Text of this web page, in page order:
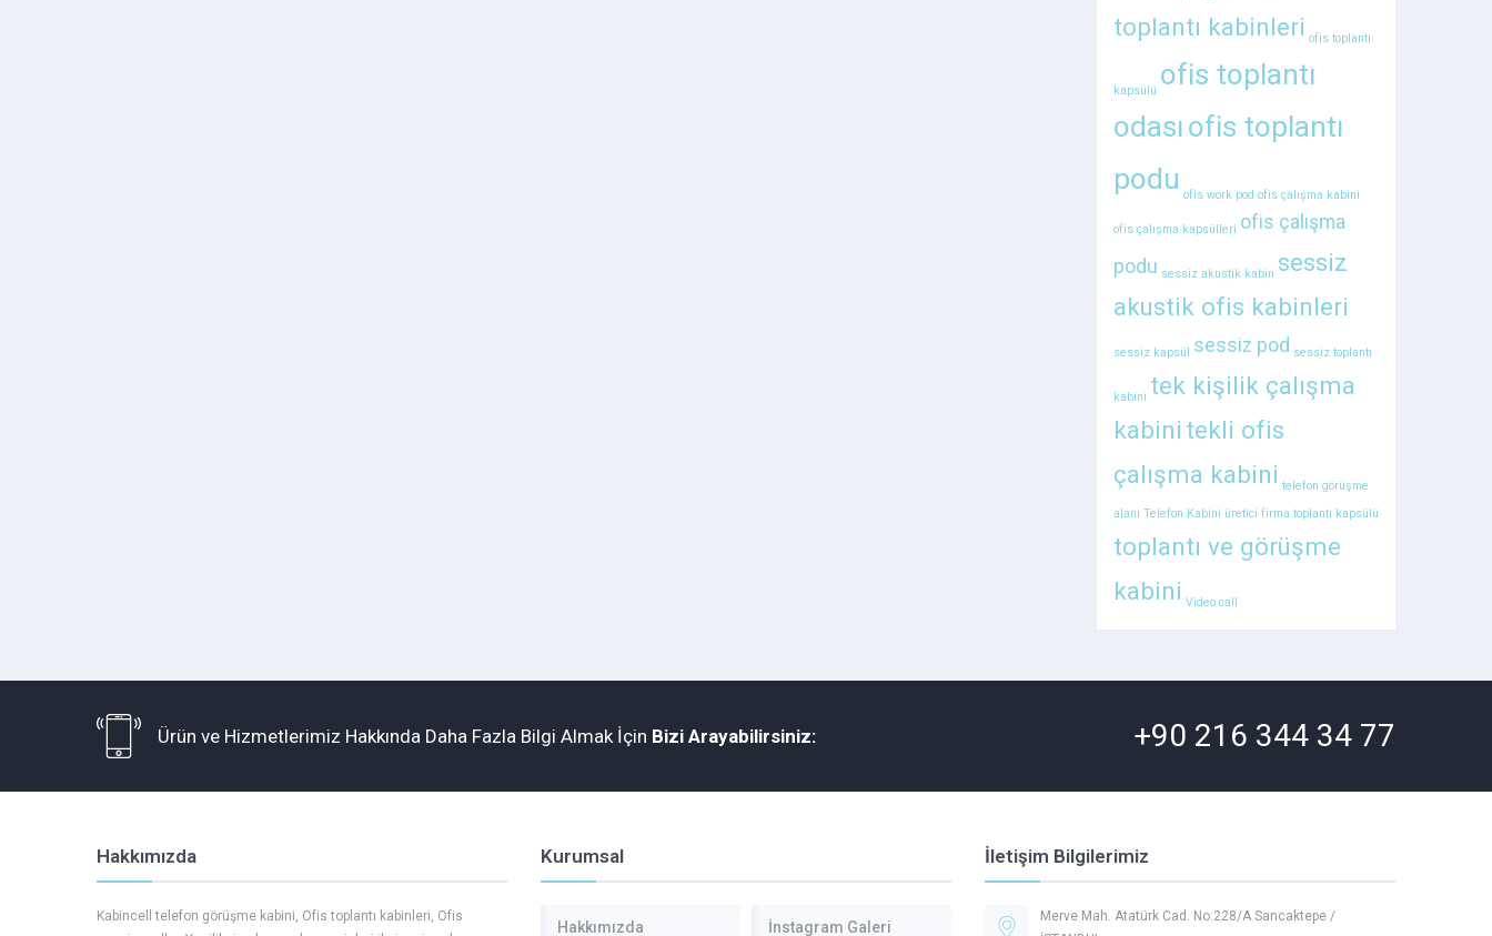
toplantı kabinleri ofis toplantı
kapsülü ofis toplantı
odası ofis toplantı
podu ofis work pod ofis çalışma kabini
ofis çalışma kapsülleri ofis çalışma
podu sessiz akustik kabin sessiz
akustik ofis kabinleri
sessiz kapsül sessiz pod sessiz toplantı
kabini tek kişilik çalışma
kabini tekli ofis
çalışma kabini telefon görüşme
alanı Telefon Kabini üretici firma toplantı kapsülü
toplantı ve görüşme
kabini Video call
Ürün ve Hizmetlerimiz Hakkında Daha Fazla Bilgi Almak İçin Bizi Arayabilirsiniz: +90 216 344 34 77
Hakkımızda
Kabincell telefon görüşme kabini, Ofis toplantı kabinleri, Ofis
Kurumsal
Hakkımızda İnstagram Galeri
İletişim Bilgilerimiz
Merve Mah. Atatürk Cad. No:228/A Sancaktepe /